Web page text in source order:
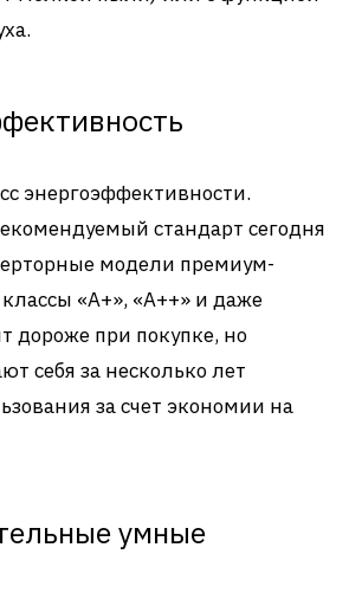
энергоэффективности.
стандарт сегодня
модели премиум-
«А+», «А++» и даже
дороже при покупке, но
себя за несколько лет
за счет экономии на
умные